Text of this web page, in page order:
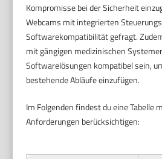
Kompromisse bei der Sicherheit
Webcams mit integrierten
Softwarekompatibilität gefragt.
mit gängigen medizinischen
Softwarelösungen kompatibel sein,
bestehende Abläufe einzufügen.
Im Folgenden findest du eine Tabelle
Anforderungen berücksichtigen: